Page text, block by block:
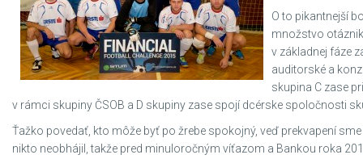
O to pikantnejší
množstvo
v základnej fáze
auditorské a
skupina C zase
v rámci skupiny ČSOB a D skupiny zase spojí dcérske spoločnosti
Ťažko povedať, kto môže byť po žrebe spokojný, veď prekvapení
nikto neobhájil, takže pred minuloročným víťazom a Bankou roka